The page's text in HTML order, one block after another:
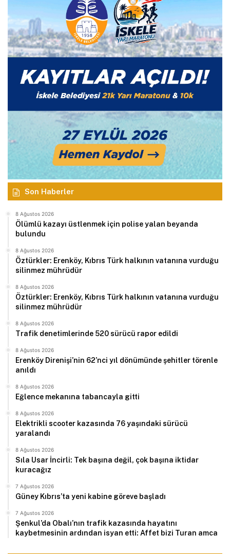
Son Haberler
8 Ağustos 2026
Ölümlü kazayı üstlenmek için polise yalan beyanda
bulundu
8 Ağustos 2026
Öztürkler: Erenköy, Kıbrıs Türk halkının vatanına vurduğu
silinmez mührüdür
8 Ağustos 2026
Öztürkler: Erenköy, Kıbrıs Türk halkının vatanına vurduğu
silinmez mührüdür
8 Ağustos 2026
Trafik denetimlerinde 520 sürücü rapor edildi
8 Ağustos 2026
Erenköy Direnişi’nin 62’nci yıl dönümünde şehitler törenle
anıldı
8 Ağustos 2026
Eğlence mekanına tabancayla gitti
8 Ağustos 2026
Elektrikli scooter kazasında 76 yaşındaki sürücü
yaralandı
8 Ağustos 2026
Sıla Usar İncirli: Tek başına değil, çok başına iktidar
kuracağız
7 Ağustos 2026
Güney Kıbrıs’ta yeni kabine göreve başladı
7 Ağustos 2026
Şenkul’da Obalı’nın trafik kazasında hayatını
kaybetmesinin ardından isyan etti: Affet bizi Turan amca